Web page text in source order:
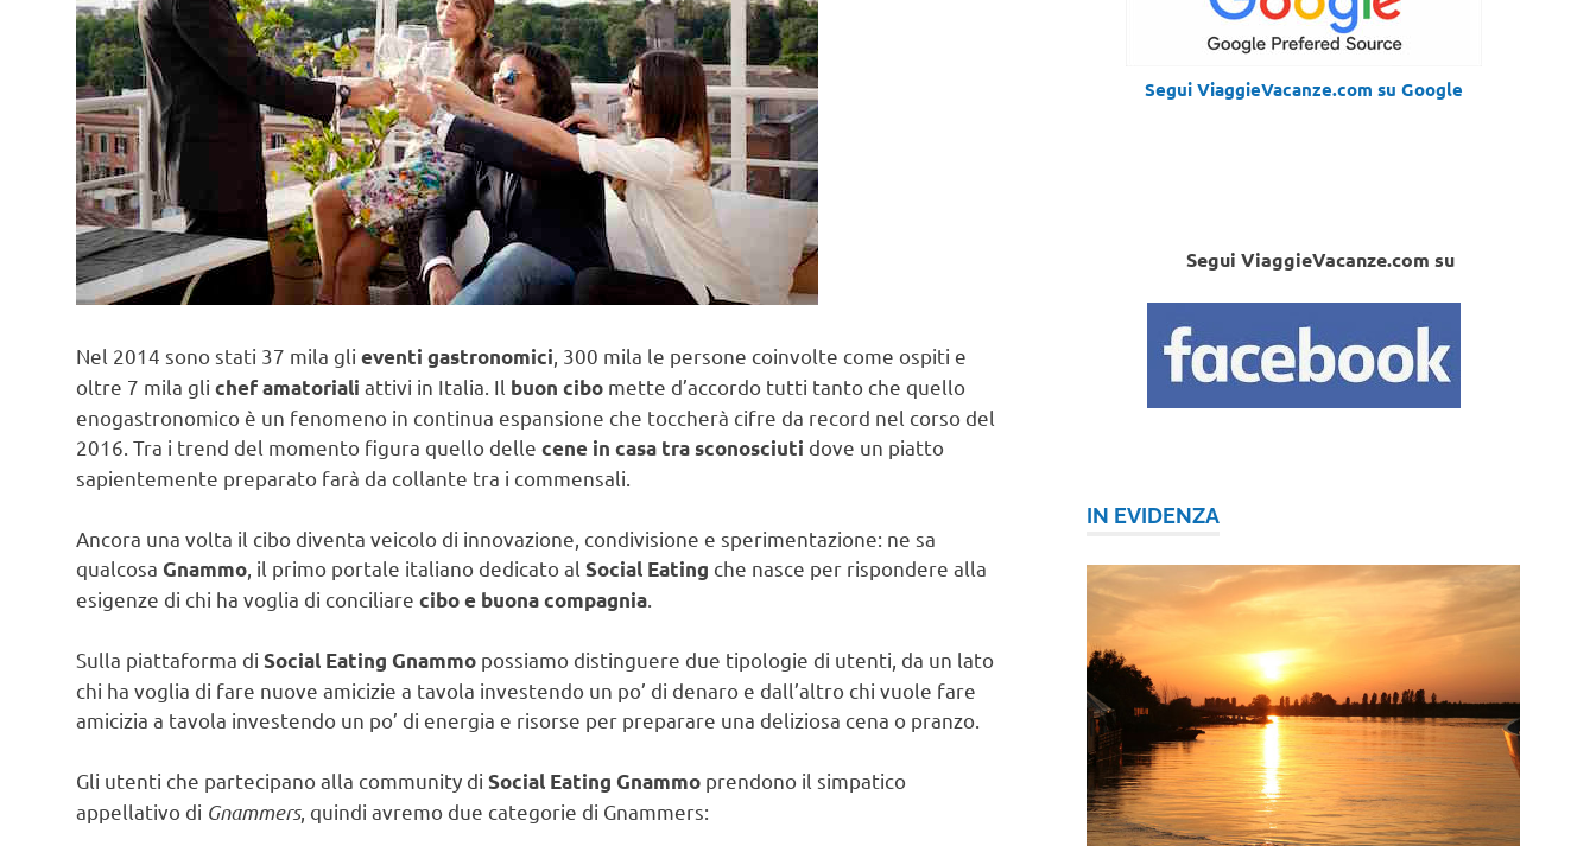
Nel 2014 sono stati 37 mila gli eventi gastronomici, 300 mila le persone coinvolte come ospiti e
oltre 7 mila gli chef amatoriali attivi in Italia. Il buon cibo mette d’accordo tutti tanto che quello
enogastronomico è un fenomeno in continua espansione che toccherà cifre da record nel corso del
2016. Tra i trend del momento figura quello delle cene in casa tra sconosciuti dove un piatto
sapientemente preparato farà da collante tra i commensali.
Ancora una volta il cibo diventa veicolo di innovazione, condivisione e sperimentazione: ne sa
qualcosa Gnammo , il primo portale italiano dedicato al Social Eating che nasce per rispondere alla
esigenze di chi ha voglia di conciliare cibo e buona compagnia
Sulla piattaforma di Social Eating Gnammo possiamo distinguere due tipologie di utenti, da un lato
chi ha voglia di fare nuove amicizie a tavola investendo un po’ di denaro e dall’altro chi vuole fare
amicizia a tavola investendo un po’ di energia e risorse per preparare una deliziosa cena o pranzo.
Gli utenti che partecipano alla community di Social Eating Gnammo prendono il simpatico
appellativo di Gnammers, quindi avremo due categorie di Gnammers:
Segui ViaggieVacanze.com su Google
Segui ViaggieVacanze.com su
IN EVIDENZA